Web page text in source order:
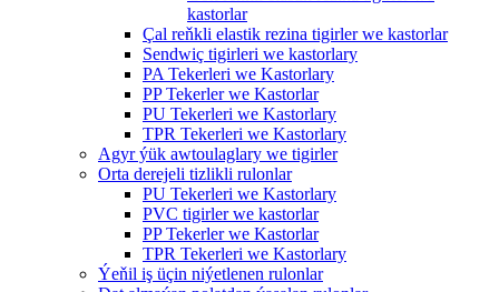
kastorlar
Çal reňkli elastik rezina tigirler we kastorlar
Sendwiç tigirleri we kastorlary
PA Tekerleri we Kastorlary
PP Tekerler we Kastorlar
PU Tekerleri we Kastorlary
TPR Tekerleri we Kastorlary
Agyr ýük awtoulaglary we tigirler
Orta derejeli tizlikli rulonlar
PU Tekerleri we Kastorlary
PVC tigirler we kastorlar
PP Tekerler we Kastorlar
TPR Tekerleri we Kastorlary
Ýeňil iş üçin niýetlenen rulonlar